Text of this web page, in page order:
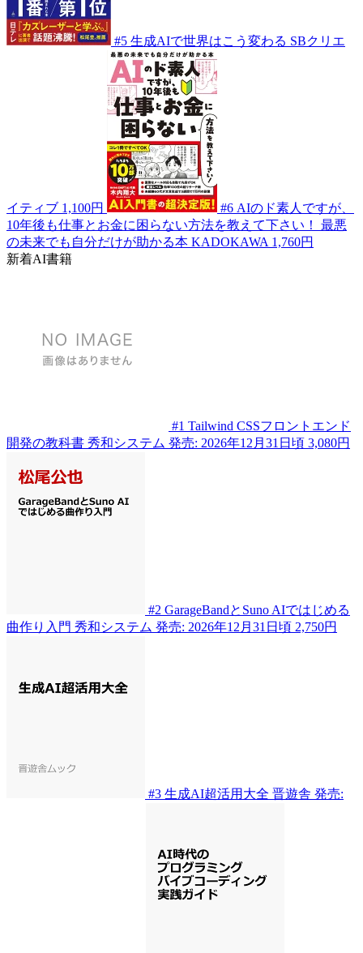
#5 生成AIで世界はこう変わる SBクリエ
イティブ 1,100円 #6 AIのド素人ですが、
10年後も仕事とお金に困らない方法を教えて下さい！ 最悪
の未来でも自分だけが助かる本 KADOKAWA 1,760円
新着AI書籍
#1 Tailwind CSSフロントエンド
開発の教科書 秀和システム 発売: 2026年12月31日頃 3,080円
#2 GarageBandとSuno AIではじめる
曲作り入門 秀和システム 発売: 2026年12月31日頃 2,750円
#3 生成AI超活用大全 晋遊舎 発売: